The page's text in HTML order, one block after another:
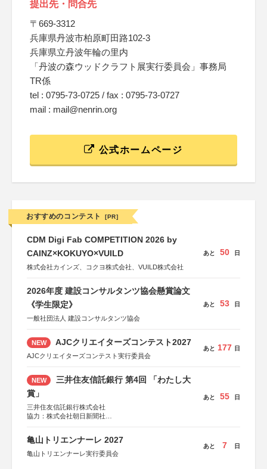
提出先・問合先
〒669-3312
兵庫県丹波市柏原町田路102-3
兵庫県立丹波年輪の里内
「丹波の森ウッドクラフト展実行委員会」事務局
TR係
tel : 0795-73-0725 / fax : 0795-73-0727
mail : mail@nenrin.org
公式ホームページ
おすすめのコンテスト [PR]
CDM Digi Fab COMPETITION 2026 by
CAINZ×KOKUYO×VUILD
株式会社カインズ、コクヨ株式会社、VUILD株式会社
あと 50 日
2026年度 建設コンサルタンツ協会懸賞論文
《学生限定》
一般社団法人 建設コンサルタンツ協会
あと 53 日
NEW AJCクリエイターズコンテスト2027
AJCクリエイターズコンテスト実行委員会
あと 177 日
NEW
三井住友信託銀行 第4回 「わたし大
賞」
三井住友信託銀行株式会社
協力：株式会社朝日新聞社
あと 55 日
亀山トリエンナーレ 2027
亀山トリエンナーレ実行委員会
あと 7 日